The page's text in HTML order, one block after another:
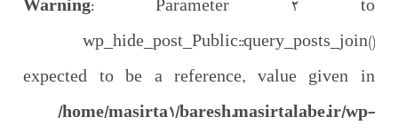
Warning: Parameter 2 to
wp_hide_post_Public::query_posts_join()
expected to be a reference, value given in
/home/masirta1/baresh.masirtalabe.ir/wp-